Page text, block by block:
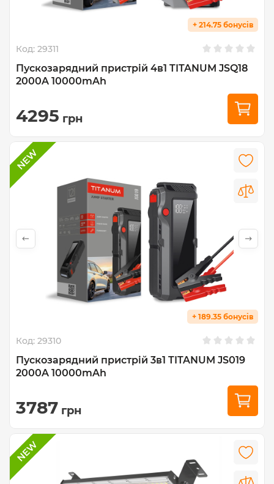
+ 214.75 бонусів
Код: 29311
Пускозарядний пристрій 4в1 TITANUM JSQ18
2000A 10000mAh
4295 грн
+ 189.35 бонусів
Код: 29310
Пускозарядний пристрій 3в1 TITANUM JS019
2000A 10000mAh
3787 грн